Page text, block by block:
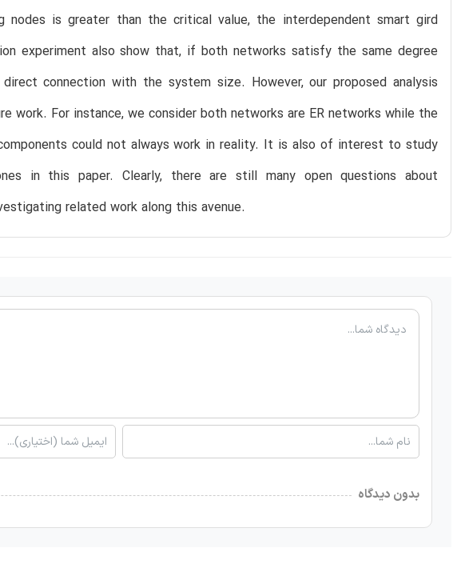
is greater than the critical value, the interdependent smart gird
experiment also show that, if both networks satisfy the same degree
connection with the system size. However, our proposed analysis
work. For instance, we consider both networks are ER networks while the
could not always work in reality. It is also of interest to study
in this paper. Clearly, there are still many open questions about
related work along this avenue.
بدون دیدگاه